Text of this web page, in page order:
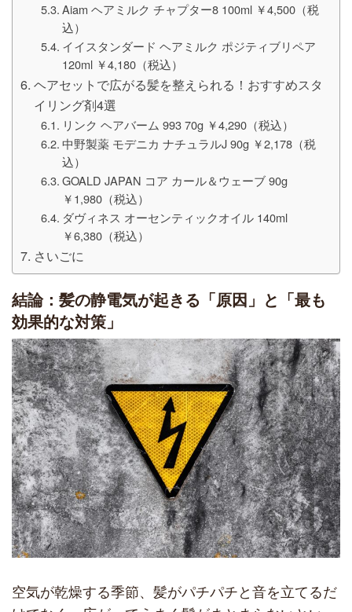
Aiam ヘアミルク チャプター8 100ml ￥4,500（税
込）
イイスタンダード ヘアミルク ポジティブリペア
120ml ￥4,180（税込）
ヘアセットで広がる髪を整えられる！おすすめスタ
イリング剤4選
リンク ヘアバーム 993 70g ￥4,290（税込）
中野製薬 モデニカ ナチュラルJ 90g ￥2,178（税
込）
GOALD JAPAN コア カール＆ウェーブ 90g
￥1,980（税込）
ダヴィネス オーセンティックオイル 140ml
￥6,380（税込）
さいごに
結論：髪の静電気が起きる「原因」と「最も
効果的な対策」
空気が乾燥する季節、髪がパチパチと音を立てるだ